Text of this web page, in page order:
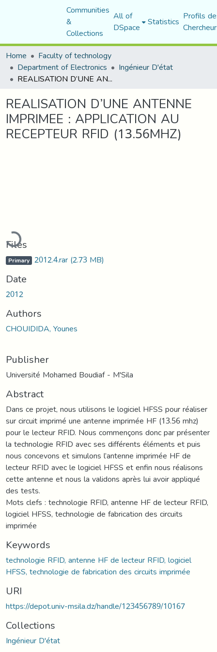
Communities
&
Collections
All of
DSpace Statistics Profils
Home
Faculty of technology
Department of Electronics Ingénieur D'état
REALISATION D’UNE ANTENNE IMPRIMEE : APPLICATION AU RECEPTEUR RFID (13.56MHZ)
REALISATION D’UNE ANTENNE
IMPRIMEE : APPLICATION AU
RECEPTEUR RFID (13.56MHZ)
Loading...
Files
Primary 2012.4.rar(2.73 MB)
Date
2012
Authors
CHOUIDIDA, Younes
Publisher
Université Mohamed Boudiaf - M'Sila
Abstract
Dans ce projet, nous utilisons le logiciel HFSS pour réaliser
sur circuit imprimé une antenne imprimée HF (13.56 mhz)
pour le lecteur RFID. Nous commençons donc par présenter
la technologie RFID avec ses différents éléments et puis
nous concevons et simulons l’antenne imprimée HF de
lecteur RFID avec le logiciel HFSS et enfin nous réalisons
cette antenne et nous la validons après lui avoir appliqué
des tests.
Mots clefs : technologie RFID, antenne HF de lecteur RFID,
logiciel HFSS, technologie de fabrication des circuits
imprimée
Keywords
technologie RFID, antenne HF de lecteur RFID, logiciel
HFSS, technologie de fabrication des circuits imprimée
URI
https://depot.univ-msila.dz/handle/123456789/10167
Collections
Ingénieur D'état